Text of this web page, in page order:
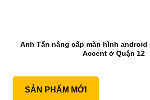
Anh Tấn nâng cấp màn hình
Accent ở Quận 12
SẢN PHẨM MỚI